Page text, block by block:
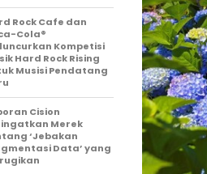
Rock Cafe dan
Cola®
Kompetisi
Hard Rock Rising
Musisi Pendatang
Cision
Merek
‘Jebakan
Data’ yang